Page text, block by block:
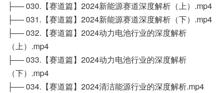
├── 030.【赛道篇】2024新能源赛道深度解析（上）.mp4
├── 031.【赛道篇】2024新能源赛道深度解析（下）.mp4
├── 032.【赛道篇】2024动力电池行业的深度解析
（上）.mp4
├── 033.【赛道篇】2024动力电池行业的深度解析
（下）.mp4
├── 034.【赛道篇】2024清洁能源行业的深度解析.mp4